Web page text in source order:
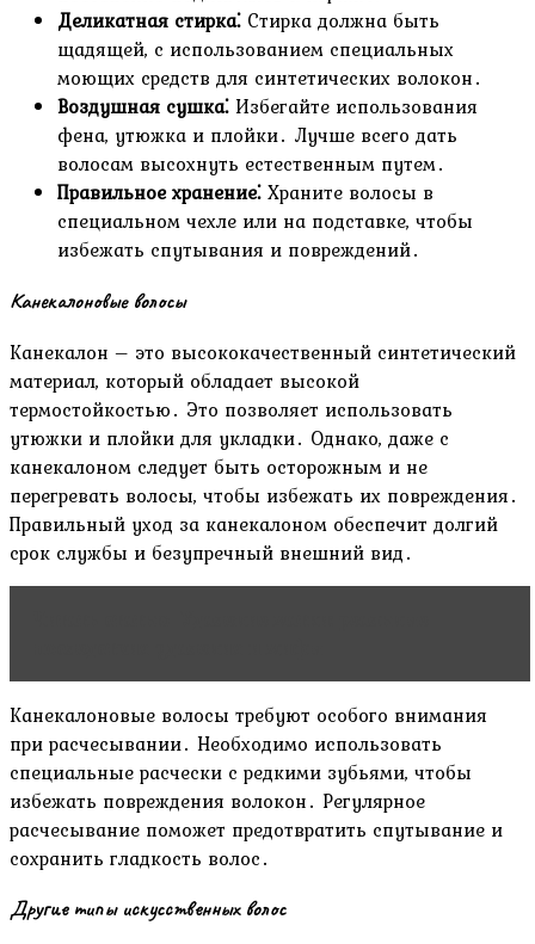
Деликатная стирка⁚ Стирка должна быть
щадящей, с использованием специальных
моющих средств для синтетических волокон․
Воздушная сушка⁚ Избегайте использования
фена, утюжка и плойки․ Лучше всего дать
волосам высохнуть естественным путем․
Правильное хранение⁚ Храните волосы в
специальном чехле или на подставке, чтобы
избежать спутывания и повреждений․
Канекалоновые волосы
Канекалон – это высококачественный синтетический
материал, который обладает высокой
термостойкостью․ Это позволяет использовать
утюжки и плойки для укладки․ Однако, даже с
канекалоном следует быть осторожным и не
перегревать волосы, чтобы избежать их повреждения․
Правильный уход за канекалоном обеспечит долгий
срок службы и безупречный внешний вид․
Канекалоновые волосы требуют особого внимания
при расчесывании․ Необходимо использовать
специальные расчески с редкими зубьями, чтобы
избежать повреждения волокон․ Регулярное
расчесывание поможет предотвратить спутывание и
сохранить гладкость волос․
Другие типы искусственных волос